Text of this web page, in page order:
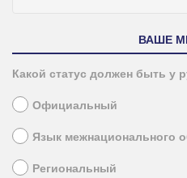
ВАШЕ
Какой статус должен быть у
Официальный
Язык межнационального
Региональный